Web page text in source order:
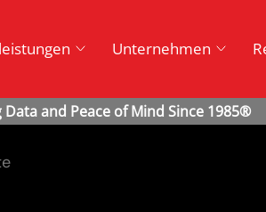
Unternehmen